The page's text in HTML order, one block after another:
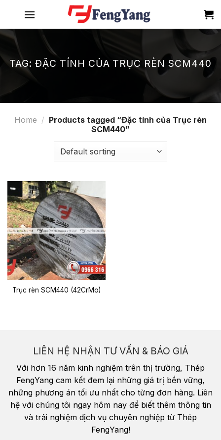
content
TAG: ĐẶC TÍNH CỦA TRỤC RÈN SCM440
Home / Products tagged “Đặc tính của Trục rèn
SCM440”
Trục rèn SCM440 (42CrMo)
LIÊN HỆ NHẬN TƯ VẤN & BÁO GIÁ
Với hơn 16 năm kinh nghiệm trên thị trường, Thép
FengYang cam kết đem lại những giá trị bền vững,
những phương án tối ưu nhất cho từng đơn hàng. Liên
hệ với chúng tôi ngay hôm nay để biết thêm thông tin
và trải nghiệm dịch vụ chuyên nghiệp từ Thép
FengYang!